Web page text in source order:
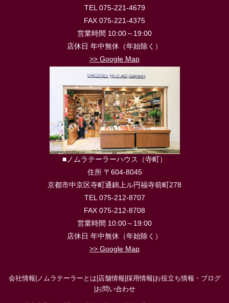
TEL 075-221-4679
FAX 075-221-4375
営業時間 10:00～19:00
店休日 年中無休（年始除く）
>> Google Map
■ノムラテーラーハウス（寺町）
住所 〒604-8045
京都市中京区寺町通錦上ル円福寺前町278
TEL 075-212-8707
FAX 075-212-8708
営業時間 10:00～19:00
店休日 年中無休（年始除く）
>> Google Map
会社情報 ノムラテーラーとは 店舗情報 採用情報 お役立ち情報・ブログ
お問い合わせ